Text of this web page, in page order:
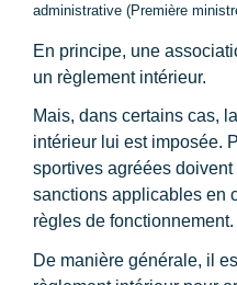
administrative (Première
En principe, une
un règlement intérieur.
Mais, dans certains cas,
intérieur lui est imposée.
sportives agréées
sanctions applicables en
règles de fonctionnement.
De manière générale, il